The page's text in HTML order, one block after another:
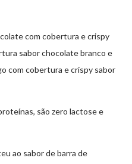
com cobertura e crispy
sabor chocolate branco e
com cobertura e crispy sabor
são zero lactose e
ao sabor de barra de